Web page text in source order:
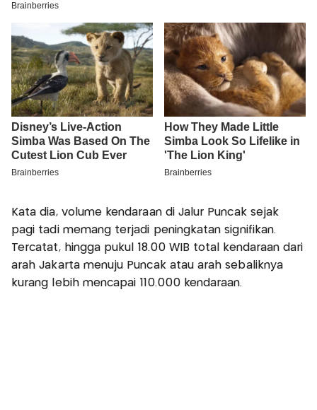
Kata dia, volume kendaraan di Jalur Puncak sejak
pagi tadi memang terjadi peningkatan signifikan.
Tercatat, hingga pukul 18.00 WIB total kendaraan dari
arah Jakarta menuju Puncak atau arah sebaliknya
kurang lebih mencapai 110.000 kendaraan.